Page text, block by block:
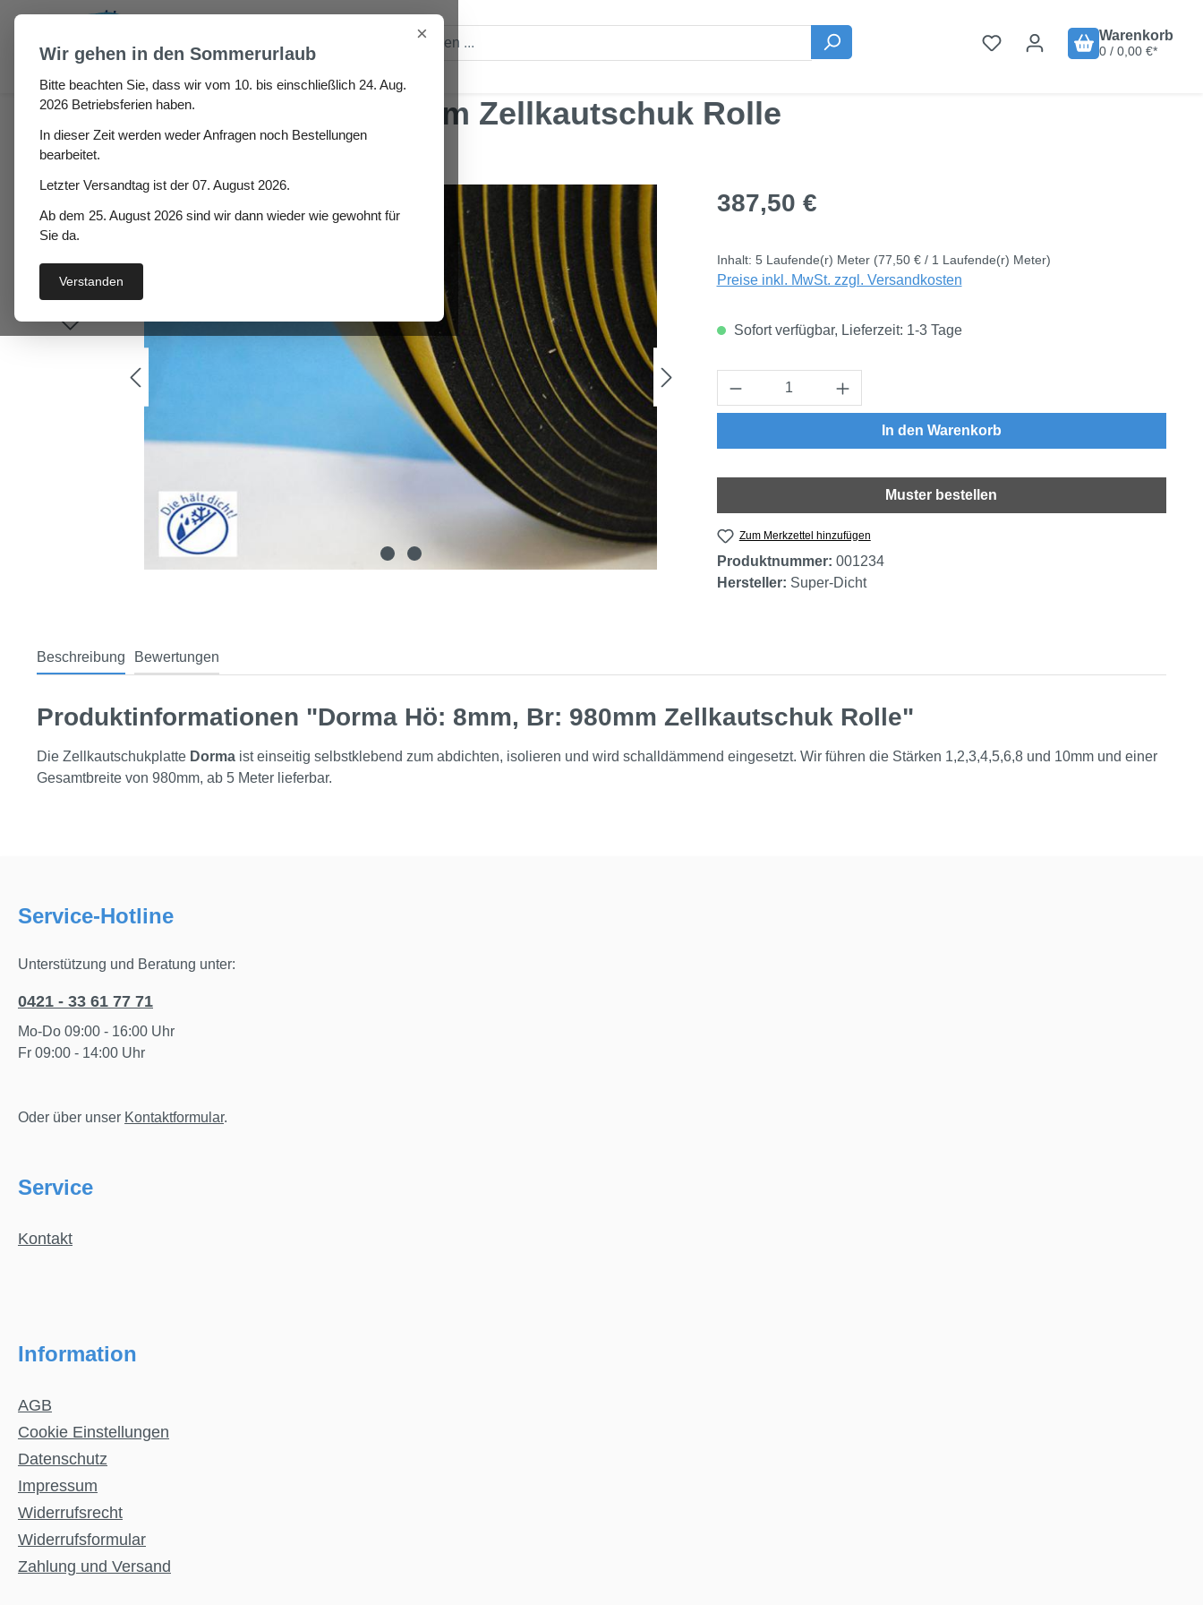
Hauptinhalt springen
Zur Suche springen
Warenkorb
0 / 0,00 €*
Dorma Hö: 8mm, Br: 980mm Zellkautschuk Rolle
Bildergalerie überspringen Regulärer Preis:
387,50 €
Inhalt: 5 Laufende(r) Meter (77,50 € / 1 Laufende(r) Meter)
Preise inkl. MwSt. zzgl. Versandkosten
Sofort verfügbar, Lieferzeit: 1-3 Tage
Produkt Anzahl: Gib den gewünschten Wert ein
In den Warenkorb
Muster bestellen
Zum Merkzettel hinzufügen
Produktnummer: 001234
Hersteller: Super-Dicht
Beschreibung Bewertungen
Produktinformationen "Dorma Hö: 8mm, Br: 980mm Zellkautschuk Rolle"
Die Zellkautschukplatte Dorma ist einseitig selbstklebend zum abdichten, isolieren und wird schalldämmend eingesetzt. Wir führen die Stärken 1,2,3,4,5,6,8 und 10mm und einer
Gesamtbreite von 980mm, ab 5 Meter lieferbar.
Service-Hotline
Unterstützung und Beratung unter:
0421 - 33 61 77 71
Mo-Do 09:00 - 16:00 Uhr
Fr 09:00 - 14:00 Uhr
Oder über unser Kontaktformular.
Service
Kontakt
Information
AGB
Cookie Einstellungen
Datenschutz
Impressum
Widerrufsrecht
Widerrufsformular
Zahlung und Versand
×
Wir gehen in den Sommerurlaub
Bitte beachten Sie, dass wir vom 10. bis einschließlich 24. Aug.
2026 Betriebsferien haben.
In dieser Zeit werden weder Anfragen noch Bestellungen
bearbeitet.
Letzter Versandtag ist der 07. August 2026.
Ab dem 25. August 2026 sind wir dann wieder wie gewohnt für
Sie da.
Verstanden